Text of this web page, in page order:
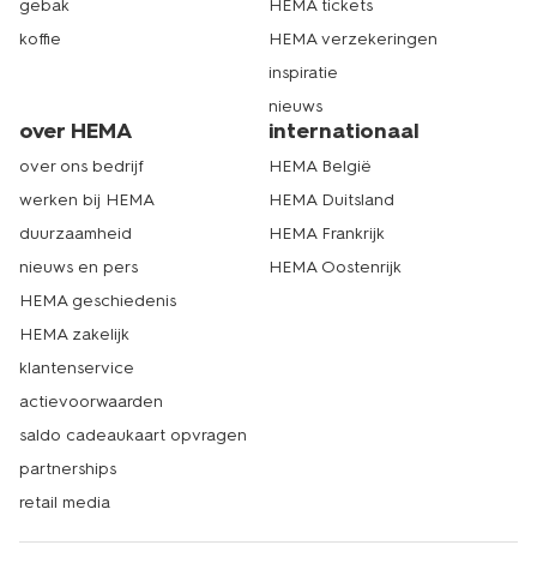
gebak
koffie
HEMA tickets
HEMA verzekeringen
inspiratie
nieuws
over HEMA
over ons bedrijf
werken bij HEMA
duurzaamheid
nieuws en pers
HEMA geschiedenis
HEMA zakelijk
klantenservice
actievoorwaarden
saldo cadeaukaart opvragen
partnerships
retail media
internationaal
HEMA België
HEMA Duitsland
HEMA Frankrijk
HEMA Oostenrijk